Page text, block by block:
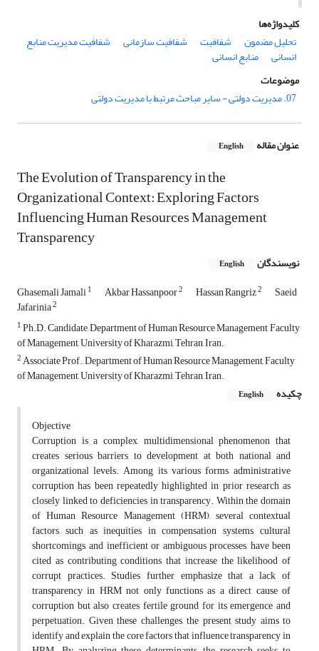
کلیدواژه‌ها
تحلیل مضمون
شفافیت شفافیت سازمانی شفافیت مدیریت منابع
انسانی
منابع انسانی
موضوعات
07. مدیریت دولتی - سایر مباحث مرتبط با مدیریت دولتی
عنوان مقاله English
The Evolution of Transparency in the
Organizational Context: Exploring Factors
Influencing Human Resources Management
Transparency
نویسندگان English
Ghasemali Jamali1 Akbar Hassanpoor2 Hassan Rangriz2 Saeid
Jafarinia2
1Ph.D. Candidate, Department of Human Resource Management, Faculty
of Management, University of Kharazmi, Tehran, Iran.
2Associate Prof., Department of Human Resource Management, Faculty
of Management, University of Kharazmi, Tehran, Iran.
چکیده
English
Objective
Corruption is a complex, multidimensional phenomenon that
creates serious barriers to development at both national and
organizational levels. Among its various forms, administrative
corruption has been repeatedly highlighted in prior research as
closely linked to deficiencies in transparency. Within the domain
of Human Resource Management (HRM), several contextual
factors, such as inequities in compensation systems, cultural
shortcomings, and inefficient or ambiguous processes, have been
cited as contributing conditions that increase the likelihood of
corrupt practices. Studies further emphasize that a lack of
transparency in HRM not only functions as a direct cause of
corruption but also creates fertile ground for its emergence and
perpetuation. Given these challenges, the present study aims to
identify and explain the core factors that influence transparency in